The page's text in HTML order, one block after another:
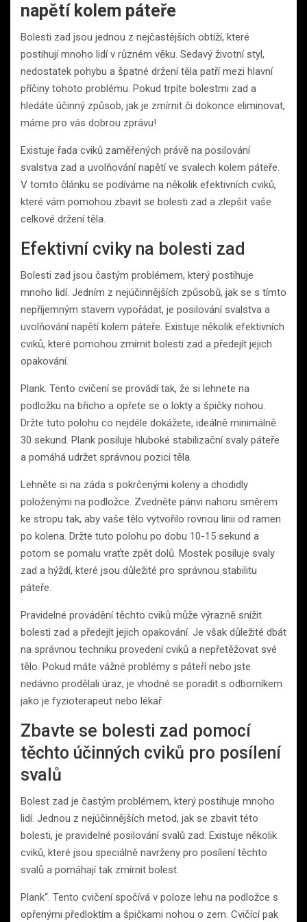
napětí kolem páteře
Bolesti zad jsou jednou z nejčastějších obtíží, které
postihují mnoho lidí v různém věku. Sedavý životní styl,
nedostatek pohybu a špatné držení těla patří mezi hlavní
příčiny tohoto problému. Pokud trpíte bolestmi zad a
hledáte účinný způsob, jak je zmírnit či dokonce eliminovat,
máme pro vás dobrou zprávu!
Existuje řada cviků zaměřených právě na posilování
svalstva zad a uvolňování napětí ve svalech kolem páteře.
V tomto článku se podíváme na několik efektivních cviků,
které vám pomohou zbavit se bolesti zad a zlepšit vaše
celkové držení těla.
Efektivní cviky na bolesti zad
Bolesti zad jsou častým problémem, který postihuje
mnoho lidí. Jedním z nejúčinnějších způsobů, jak se s tímto
nepříjemným stavem vypořádat, je posilování svalstva a
uvolňování napětí kolem páteře. Existuje několik efektivních
cviků, které pomohou zmírnit bolesti zad a předejít jejich
opakování.
Plank. Tento cvičení se provádí tak, že si lehnete na
podložku na břicho a opřete se o lokty a špičky nohou.
Držte tuto polohu co nejdéle dokážete, ideálně minimálně
30 sekund. Plank posiluje hluboké stabilizační svaly páteře
a pomáhá udržet správnou pozici těla.
Lehněte si na záda s pokrčenými koleny a chodidly
položenými na podložce. Zvedněte pánvi nahoru směrem
ke stropu tak, aby vaše tělo vytvořilo rovnou linii od ramen
po kolena. Držte tuto polohu po dobu 10-15 sekund a
potom se pomalu vraťte zpět dolů. Mostek posiluje svaly
zad a hýždí, které jsou důležité pro správnou stabilitu
páteře.
Pravidelné provádění těchto cviků může výrazně snížit
bolesti zad a předejít jejich opakování. Je však důležité dbát
na správnou techniku provedení cviků a nepřetěžovat své
tělo. Pokud máte vážné problémy s páteří nebo jste
nedávno prodělali úraz, je vhodné se poradit s odborníkem
jako je fyzioterapeut nebo lékař.
Zbavte se bolesti zad pomocí
těchto účinných cviků pro posílení
svalů
Bolest zad je častým problémem, který postihuje mnoho
lidí. Jednou z nejúčinnějších metod, jak se zbavit této
bolesti, je pravidelné posilování svalů zad. Existuje několik
cviků, které jsou speciálně navrženy pro posílení těchto
svalů a pomáhají tak zmírnit bolest.
Plank“. Tento cvičení spočívá v poloze lehu na podložce s
opřenými předloktím a špičkami nohou o zem. Cvičící pak